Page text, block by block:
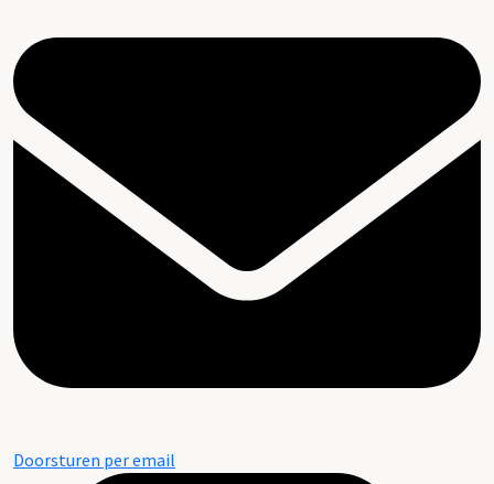
Doorsturen per email